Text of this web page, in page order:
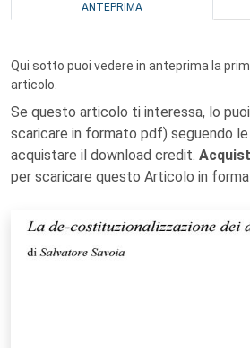
ANTEPRIMA
Qui sotto puoi vedere in anteprima la
articolo.
Se questo articolo ti interessa, lo
scaricare in formato pdf) seguendo
acquistare il download credit.
per scaricare questo Articolo in